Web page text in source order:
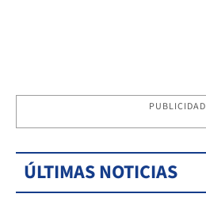
PUBLICIDAD
ÚLTIMAS NOTICIAS